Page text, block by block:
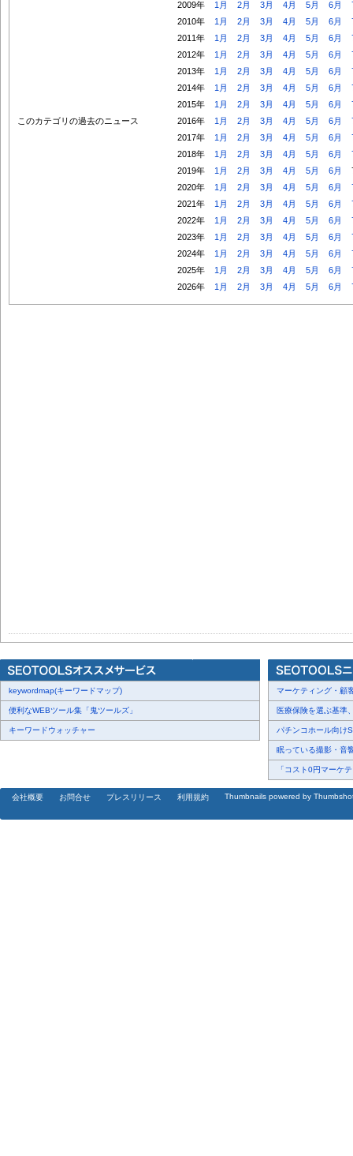
このカテゴリの過去のニュース
2009年 1月 2月 3月 4月 5月 6月
2010年
1月 2月 3月 4月 5月 6月
2011年
1月 2月 3月 4月 5月 6月
2012年
1月 2月 3月 4月 5月 6月
2013年
1月 2月 3月 4月 5月 6月
2014年
1月 2月 3月 4月 5月 6月
2015年
1月 2月 3月 4月 5月 6月
2016年
1月 2月 3月 4月 5月 6月
2017年
1月 2月 3月 4月 5月 6月
2018年
1月 2月 3月 4月 5月 6月
2019年
1月 2月 3月 4月 5月 6月
2020年
1月 2月 3月 4月 5月 6月
2021年
1月 2月 3月 4月 5月 6月
2022年
1月 2月 3月 4月 5月 6月
2023年
1月 2月 3月 4月 5月 6月
2024年
1月 2月 3月 4月 5月 6月
2025年
1月 2月 3月 4月 5月 6月
2026年
1月 2月 3月 4月 5月 6月
keywordmap(キーワードマップ)
便利なWEBツール集「鬼ツールズ」
キーワードウォッチャー
マーケティング・顧
医療保険を選ぶ基準
パチンコホール向け
眠っている撮影・音
「コスト0円マーケ
会社概要 お問合せ プレスリリース 利用規約 Thumbnails powered by